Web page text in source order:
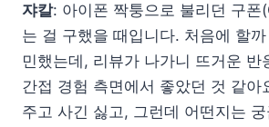
쟈칼: 아이폰 짝퉁으로 불리던 구
는 걸 구했을 때입니다. 처음에 할
민했는데, 리뷰가 나가니 뜨거운 반
간접 경험 측면에서 좋았던 것 같아
주고 사긴 싫고, 그런데 어떤지는